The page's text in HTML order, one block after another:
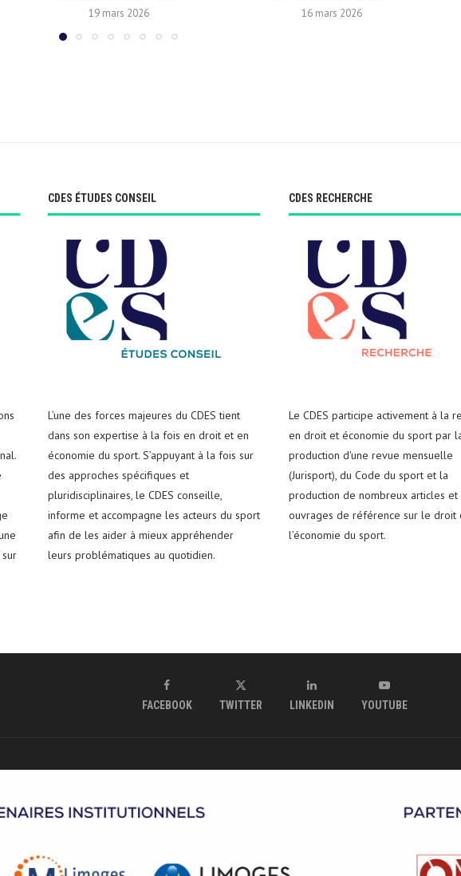
19 mars 2026 16 mars 2026
CDES ÉTUDES CONSEIL
L’une des forces majeures du CDES tient
dans son expertise à la fois en droit et en
économie du sport. S’appuyant à la fois sur
des approches spécifiques et
pluridisciplinaires, le CDES conseille,
informe et accompagne les acteurs du sport
afin de les aider à mieux appréhender
leurs problématiques au quotidien.
CDES RECHERCHE
Le CDES participe activement à la
en droit et économie du sport par
production d'une revue mensuelle
(Jurisport), du Code du sport et la
production de nombreux articles et
ouvrages de référence sur le droit
l’économie du sport.
FACEBOOK TWITTER LINKEDIN YOUTUBE